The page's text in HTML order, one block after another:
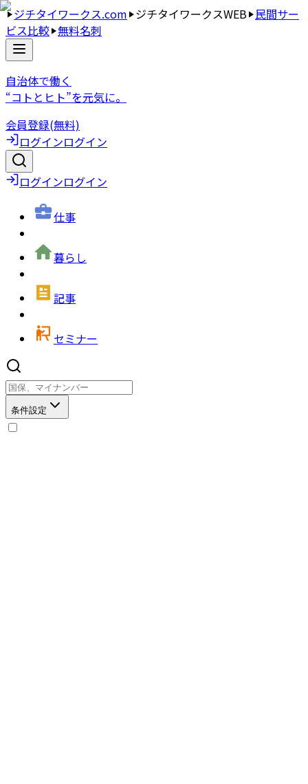
ジチタイワークス.com ジチタイワークスWEB 民間サー
ビス比較 無料名刺
自治体で働く
“コトとヒト”を元気に。
会員登録(無料)
ログインログイン
ログインログイン
仕事
暮らし
記事
セミナー
条件設定